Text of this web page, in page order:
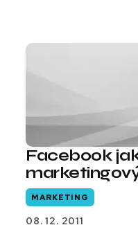
Facebook
MARKETING
08. 12. 2011